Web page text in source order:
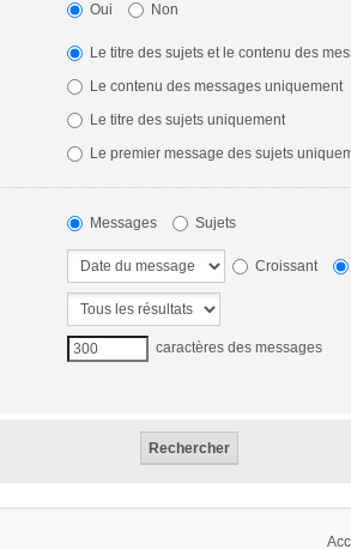
Oui Non
Le titre des sujets et le contenu des
Le contenu des messages uniquement
Le titre des sujets uniquement
Le premier message des sujets
Messages Sujets
Croissant
caractères des messages